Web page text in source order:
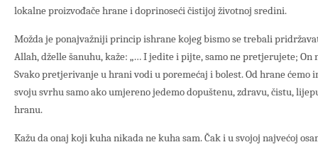
lokalne proizvođače hrane i doprinoseći čistijoj životnoj sredini.
Možda je ponajvažniji princip ishrane kojeg bismo se trebali
Allah, dželle šanuhu, kaže: „… I jedite i pijte, samo ne pretjerujete; On
Svako pretjerivanje u hrani vodi u poremećaj i bolest. Od hrane
svoju svrhu samo ako umjereno jedemo dopuštenu, zdravu, čistu,
hranu.
Kažu da onaj koji kuha nikada ne kuha sam. Čak i u svojoj najvećoj